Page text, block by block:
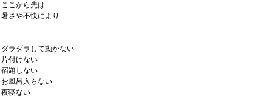
ここから先は
暑さや不快により
ダラダラして動かない
片付けない
宿題しない
お風呂入らない
夜寝ない